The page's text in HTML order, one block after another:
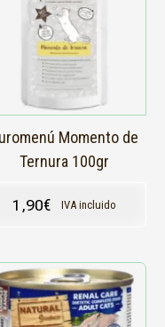
Momento de
Ternura 100gr
1,90€ IVA incluido